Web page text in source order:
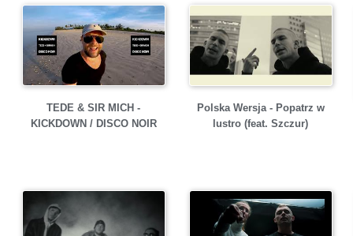
TEDE & SIR MICH -
KICKDOWN / DISCO NOIR
Polska Wersja - Popatrz w
lustro (feat. Szczur)